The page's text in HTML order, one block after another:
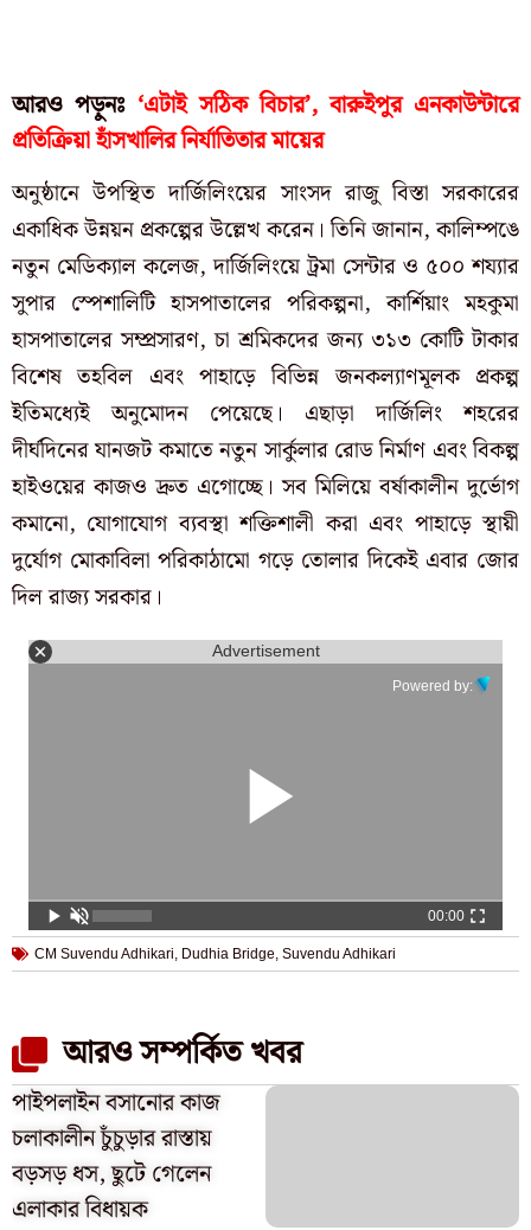
আরও পড়ুনঃ ‘এটাই সঠিক বিচার’, বারুইপুর এনকাউন্টারে
প্রতিক্রিয়া হাঁসখালির নির্যাতিতার মায়ের
অনুষ্ঠানে উপস্থিত দার্জিলিংয়ের সাংসদ রাজু বিস্তা সরকারের
একাধিক উন্নয়ন প্রকল্পের উল্লেখ করেন। তিনি জানান, কালিম্পঙে
নতুন মেডিক্যাল কলেজ, দার্জিলিংয়ে ট্রমা সেন্টার ও ৫০০ শয্যার
সুপার স্পেশালিটি হাসপাতালের পরিকল্পনা, কার্শিয়াং মহকুমা
হাসপাতালের সম্প্রসারণ, চা শ্রমিকদের জন্য ৩১৩ কোটি টাকার
বিশেষ তহবিল এবং পাহাড়ে বিভিন্ন জনকল্যাণমূলক প্রকল্প
ইতিমধ্যেই অনুমোদন পেয়েছে। এছাড়া দার্জিলিং শহরের
দীর্ঘদিনের যানজট কমাতে নতুন সার্কুলার রোড নির্মাণ এবং বিকল্প
হাইওয়ের কাজও দ্রুত এগোচ্ছে। সব মিলিয়ে বর্ষাকালীন দুর্ভোগ
কমানো, যোগাযোগ ব্যবস্থা শক্তিশালী করা এবং পাহাড়ে স্থায়ী
দুর্যোগ মোকাবিলা পরিকাঠামো গড়ে তোলার দিকেই এবার জোর
দিল রাজ্য সরকার।
Advertisement
Powered by:
00:00
CM Suvendu Adhikari, Dudhia Bridge, Suvendu Adhikari
আরও সম্পর্কিত খবর
পাইপলাইন বসানোর কাজ
চলাকালীন চুঁচুড়ার রাস্তায়
বড়সড় ধস, ছুটে গেলেন
এলাকার বিধায়ক